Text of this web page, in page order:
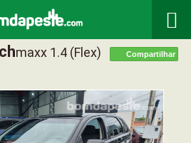

Maxx 1.4 (flex) Compartilhar